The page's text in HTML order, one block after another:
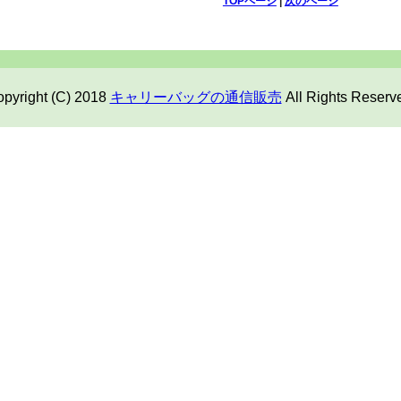
(C) 2018 キャリーバッグの通信販売 All Rights